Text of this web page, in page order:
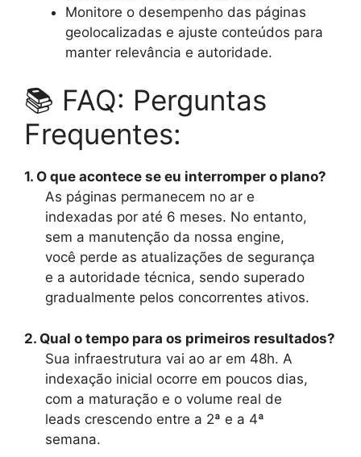
Monitore o desempenho das páginas
geolocalizadas e ajuste conteúdos para
manter relevância e autoridade.
📚 FAQ: Perguntas
Frequentes:
1. O que acontece se eu interromper o plano?
As páginas permanecem no ar e
indexadas por até 6 meses. No entanto,
sem a manutenção da nossa engine,
você perde as atualizações de segurança
e a autoridade técnica, sendo superado
gradualmente pelos concorrentes ativos.
2. Qual o tempo para os primeiros resultados?
Sua infraestrutura vai ao ar em 48h. A
indexação inicial ocorre em poucos dias,
com a maturação e o volume real de
leads crescendo entre a 2ª e a 4ª
semana.